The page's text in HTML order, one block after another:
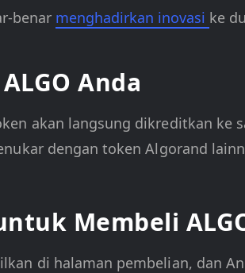
benar menghadirkan inovasi ke
Anda
akan langsung dikreditkan
dengan token Algorand
Membeli
di halaman pembelian, dan